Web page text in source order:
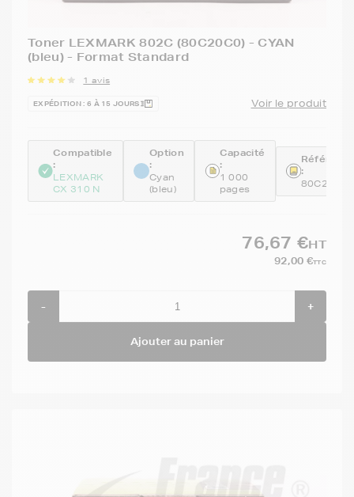
Toner LEXMARK 802C (80C20C0) - CYAN
(bleu) - Format Standard
1 avis
EXPÉDITION : 6 À 15 JOURS Voir le produit
Compatible
:
LEXMARK
CX 310 N
Option
:
Cyan
(bleu)
Capacité
:
1 000
pages
:
80C20C0
76,67 €HT
92,00 €TTC
- +
Ajouter au panier